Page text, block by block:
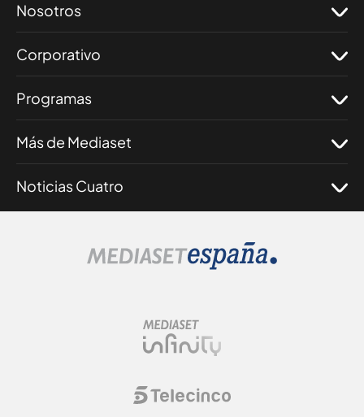
Nosotros
Corporativo
Programas
Más de Mediaset
Noticias Cuatro